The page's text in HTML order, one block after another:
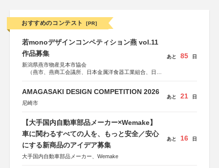
おすすめのコンテスト [PR]
若monoデザインコンペティション燕 vol.11
作品募集
新潟県燕市物産見本市協会
（燕市、燕商工会議所、日本金属洋食器工業組合、日本
あと 85 日
AMAGASAKI DESIGN COMPETITION 2026
尼崎市
あと 21 日
【大手国内自動車部品メーカー×Wemake】
車に関わるすべての人を、もっと安全／安心
にする新商品のアイデア募集
大手国内自動車部品メーカー、Wemake
あと 16 日